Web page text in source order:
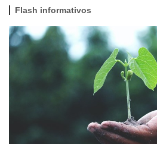
Flash informativos